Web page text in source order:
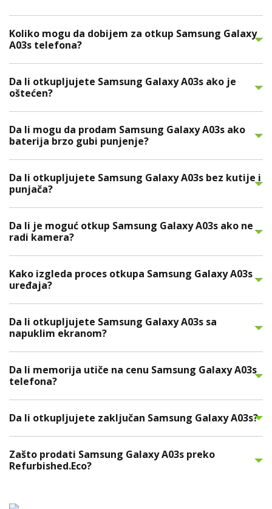
Koliko mogu da dobijem za otkup Samsung Galaxy
A03s telefona?
Da li otkupljujete Samsung Galaxy A03s ako je
oštećen?
Da li mogu da prodam Samsung Galaxy A03s ako
baterija brzo gubi punjenje?
Da li otkupljujete Samsung Galaxy A03s bez kutije i
punjača?
Da li je moguć otkup Samsung Galaxy A03s ako ne
radi kamera?
Kako izgleda proces otkupa Samsung Galaxy A03s
uređaja?
Da li otkupljujete Samsung Galaxy A03s sa
napuklim ekranom?
Da li memorija utiče na cenu Samsung Galaxy A03s
telefona?
Da li otkupljujete zaključan Samsung Galaxy A03s?
Zašto prodati Samsung Galaxy A03s preko
Refurbished.Eco?